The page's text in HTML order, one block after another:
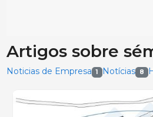
Artigos sobre
Noticias de Empresa 1 Notícias 8